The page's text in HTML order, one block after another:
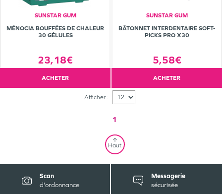
SUNSTAR GUM
MÉNOCIA BOUFFÉES DE CHALEUR
30 GÉLULES
23,18€
ACHETER
SUNSTAR GUM
BÂTONNET INTERDENTAIRE SOFT-
PICKS PRO X30
5,58€
ACHETER
Afficher :
1
Haut
Scan
d'ordonnance
Messagerie
sécurisée